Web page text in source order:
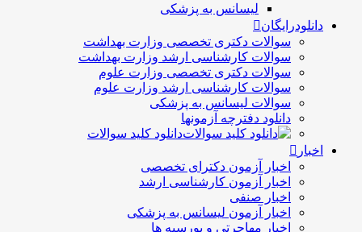
لیسانس به پزشکی
دانلودرایگان
سوالات دکتری تخصصی وزارت بهداشت
سوالات کارشناسی ارشد وزارت بهداشت
سوالات دکتری تخصصی وزارت علوم
سوالات کارشناسی ارشد وزارت علوم
سوالات لیسانس به پزشکی
دانلود دفترچه آزمونها
دانلود کلید سوالات
اخبار
اخبار آزمون دکترای تخصصی
اخبار آزمون کارشناسی ارشد
اخبار صنفی
اخبار آزمون لیسانس به پزشکی
اخبار مهاجرتی و بورسیه ها